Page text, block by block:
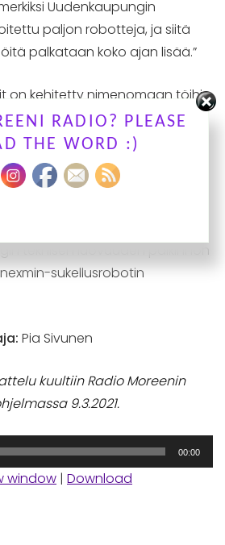
Uudenkaupungin
paljon robotteja, ja siitä
palkataan koko ajan lisää.”
on kehitetty nimenomaan töihin,
ole mahdollista tehdä.
tutkii vaarallisia ja ahtaita
ei voisi turvallisesti
sai tammikuussa
teknisen luovuuden palkinnon
sukellusrobotin
Pia Sivunen
kuultiin Radio Moreenin
9.3.2021.
00:00
window | Download
RADIO? PLEASE
THE WORD :)